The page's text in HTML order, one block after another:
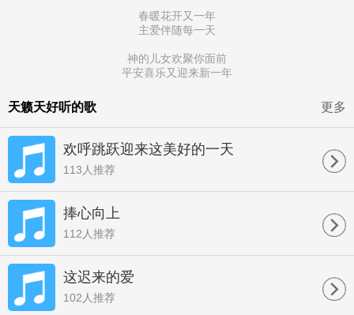
春暖花开又一年
主爱伴随每一天
神的儿女欢聚你面前
平安喜乐又迎来新一年
天籁天好听的歌 更多
欢呼跳跃迎来这美好的一天
113人推荐
捧心向上
112人推荐
这迟来的爱
102人推荐